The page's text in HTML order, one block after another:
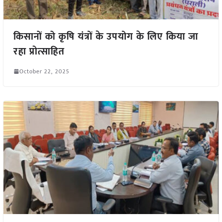
किसानों को कृषि यंत्रों के उपयोग के लिए किया जा
रहा प्रोत्साहित
October 22, 2025